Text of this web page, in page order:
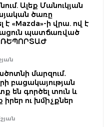
Ալեք Մանուկյան
ծառը
«Mazda»-ի վրա. ով է
պատճառված
մարզում․
բացակայության
են գործել տուն և
ու խմիչքներ